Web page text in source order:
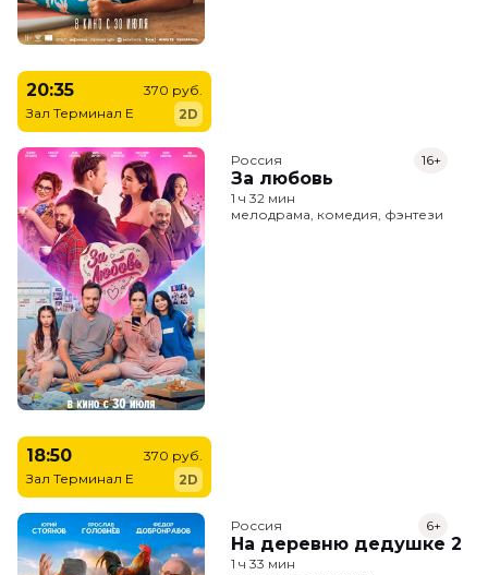
20:35
Зал Терминал E
370 руб.
2D
Россия
За любовь
16+
1 ч 32 мин
мелодрама, комедия, фэнтези
18:50
Зал Терминал E
370 руб.
2D
Россия
На деревню дедушке 2
6+
1 ч 33 мин